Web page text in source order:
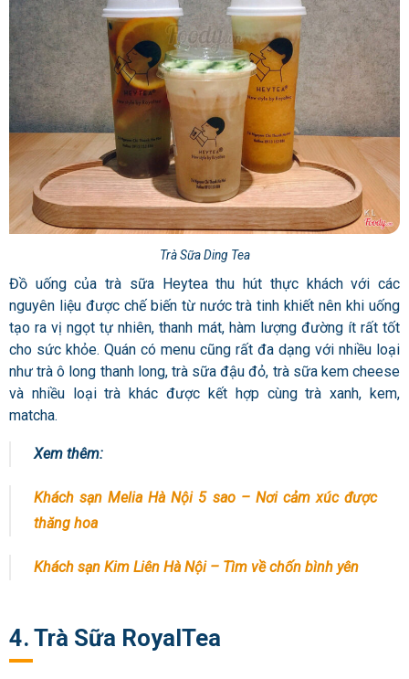
Trà Sữa Ding Tea
Đồ uống của trà sữa Heytea thu hút thực khách với các
nguyên liệu được chế biến từ nước trà tinh khiết nên khi uống
tạo ra vị ngọt tự nhiên, thanh mát, hàm lượng đường ít rất tốt
cho sức khỏe. Quán có menu cũng rất đa dạng với nhiều loại
như trà ô long thanh long, trà sữa đậu đỏ, trà sữa kem cheese
và nhiều loại trà khác được kết hợp cùng trà xanh, kem,
matcha.
Xem thêm:
Khách sạn Melia Hà Nội 5 sao – Nơi cảm xúc được
thăng hoa
Khách sạn Kim Liên Hà Nội – Tìm về chốn bình yên
4. Trà Sữa RoyalTea